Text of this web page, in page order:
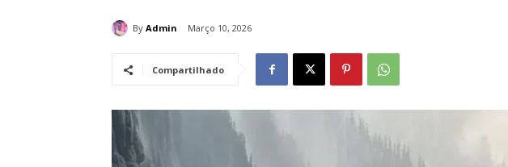
By Admin Março 10, 2026
Compartilhado